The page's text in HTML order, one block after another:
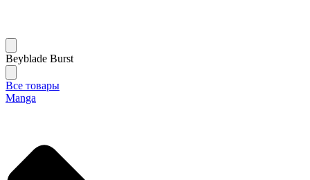
Beyblade Burst
Все товары
Manga